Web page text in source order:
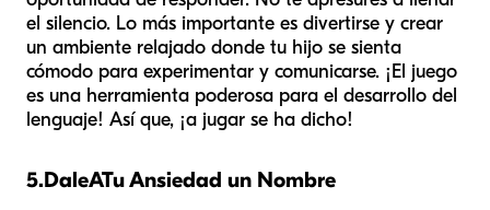
el silencio. Lo más importante es divertirse y crear
un ambiente relajado donde tu hijo se sienta
cómodo para experimentar y comunicarse. ¡El juego
es una herramienta poderosa para el desarrollo del
lenguaje! Así que, ¡a jugar se ha dicho!
5.DaleATu Ansiedad un Nombre